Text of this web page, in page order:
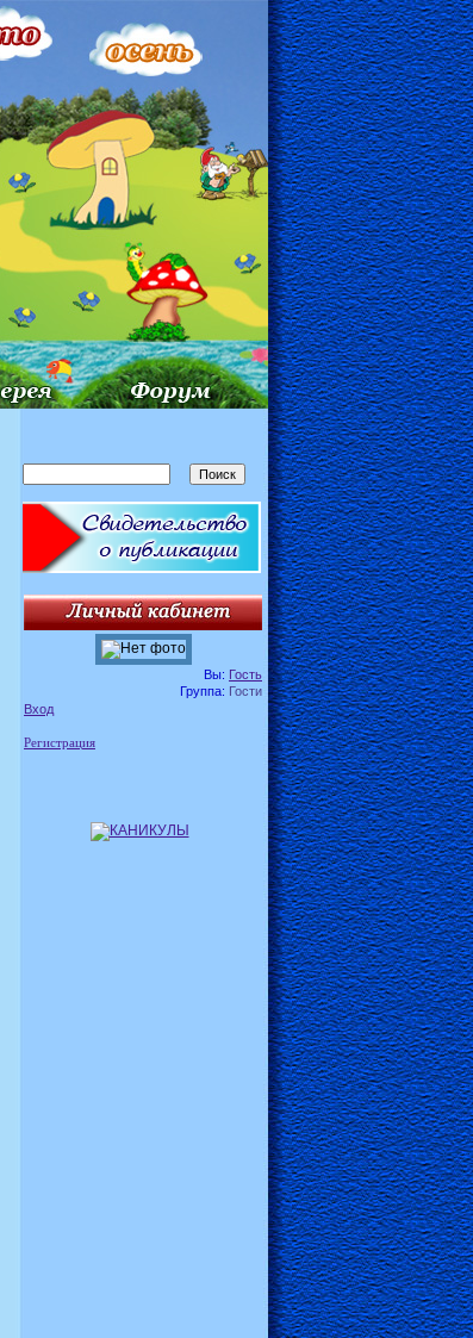
Вы: Гость
Группа: Гости
Вход
Регистрация